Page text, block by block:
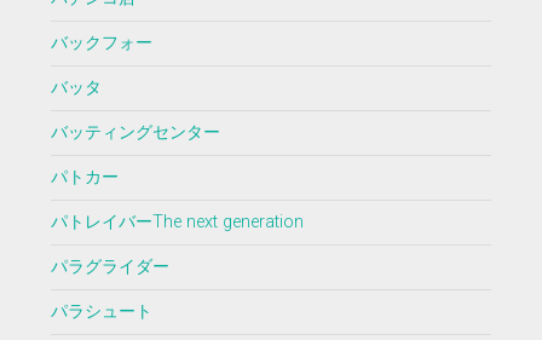
バックフォー
バッタ
バッティングセンター
パトカー
パトレイバーThe next generation
パラグライダー
パラシュート